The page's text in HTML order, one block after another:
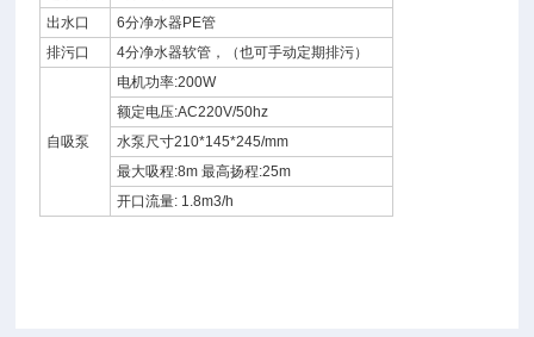
出水口
6分净水器PE管
排污口
4分净水器软管，（也可手动定期排污）
自吸泵
电机功率:200W
额定电压:AC220V/50hz
水泵尺寸210*145*245/mm
最大吸程:8m 最高扬程:25m
开口流量: 1.8m3/h